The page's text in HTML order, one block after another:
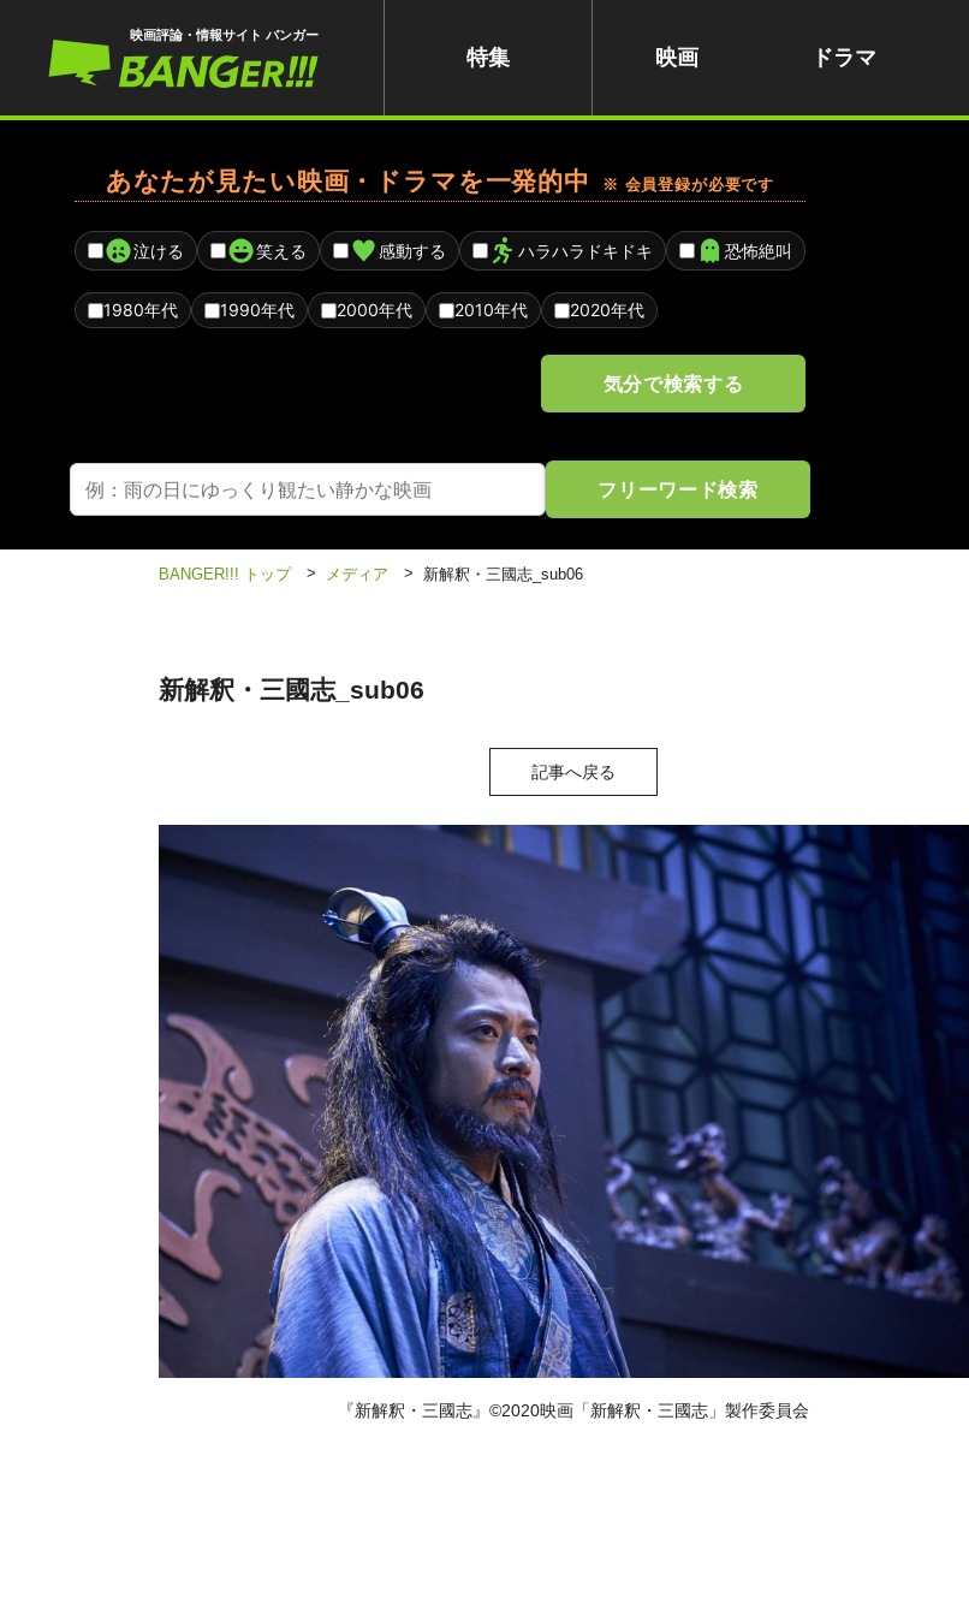
映画評論・情報サイト バンガー
特集 映画 ドラマ
あなたが見たい映画・ドラマを一発的中 ※ 会員登録が必要です
泣ける 笑える 感動する ハラハラドキドキ 恐怖絶叫
1980年代 1990年代 2000年代 2010年代 2020年代
気分で検索する
フリーワード検索
BANGER!!! トップ > メディア > 新解釈・三國志_sub06
新解釈・三國志_sub06
記事へ戻る
『新解釈・三國志』©2020映画「新解釈・三國志」製作委員会